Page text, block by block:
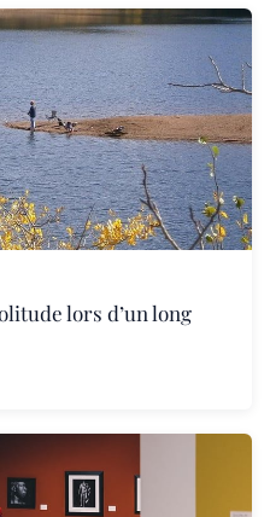
lors d’un long